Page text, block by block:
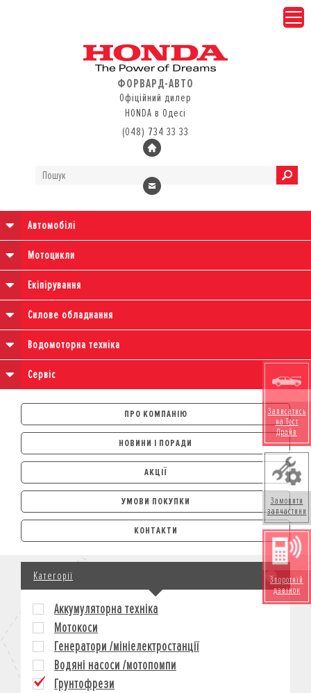
ФОРВАРД-АВТО
Офіційний дилер
HONDA в Одесі
(048) 734 33 33
Автомобілі
Мотоцикли
Екіпірування
Силове обладнання
Водомоторна техніка
Сервіс
ПРО КОМПАНІЮ
НОВИНИ І ПОРАДИ
АКЦІЇ
УМОВИ ПОКУПКИ
АВТОМОБІЛІ
ЛІЗИНГ
КРЕДИТ
СТРАХУВАННЯ
КОРПОРАТИВНИМ КЛІЄНТАМ
МОТОЦИКЛИ
КРЕДИТ
СТРАХУВАННЯ
КОРПОРАТИВНИМ КЛІЄНТАМ
КОНТАКТИ
Записатись
на Тест
Драйв
Замовити
запчастини
Зворотній
дзвінок
Категорії
Аккумуляторна техніка
Мотокоси
Генератори /мініелектростанції
Водяні насоси /мотопомпи
Грунтофрези